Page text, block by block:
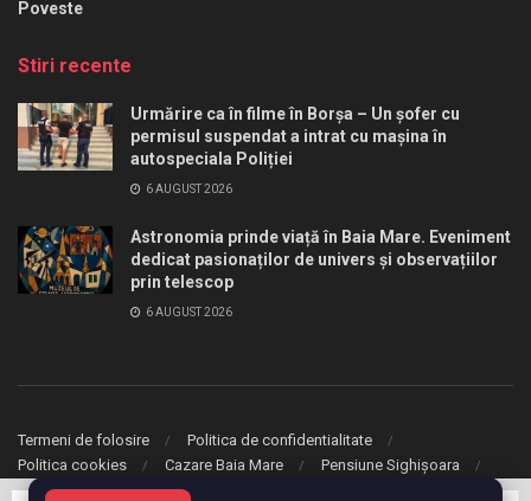
Poveste
Stiri recente
Urmărire ca în filme în Borșa – Un șofer cu
permisul suspendat a intrat cu mașina în
autospeciala Poliției
6 AUGUST 2026
Astronomia prinde viață în Baia Mare. Eveniment
dedicat pasionaților de univers și observațiilor
prin telescop
6 AUGUST 2026
Termeni de folosire
Politica de confidentialitate
Politica cookies
Cazare Baia Mare Pensiune Sighișoara